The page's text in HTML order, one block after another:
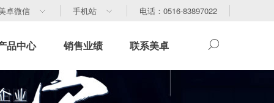
卓微信 手机站 电话：0516-83897022
品中心 销售业绩 联系美卓